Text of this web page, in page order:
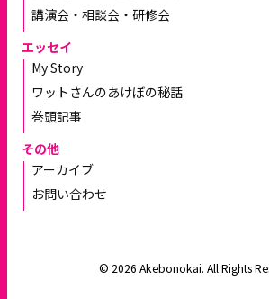
講演会・相談会・研修会
エッセイ
My Story
ワットさんのあけぼの秘話
巻頭記事
その他
アーカイブ
お問い合わせ
© 2026 Akebonokai. All Rights